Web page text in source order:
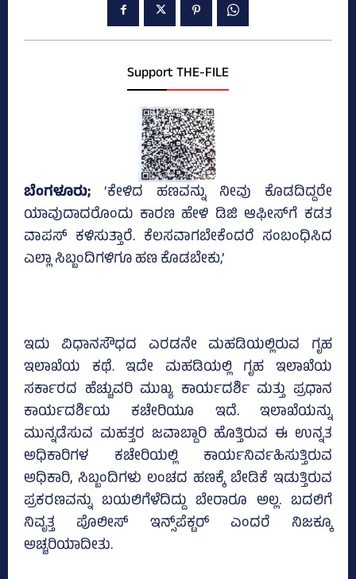
Support THE-FILE
ಬೆಂಗಳೂರು; ‘ಕೇಳಿದ ಹಣವನ್ನು ನೀವು ಕೊಡದಿದ್ದರೇ
ಯಾವುದಾದರೊಂದು ಕಾರಣ ಹೇಳಿ ಡಿಜಿ ಆಫೀಸ್‌ಗೆ ಕಡತ
ವಾಪಸ್‌ ಕಳಿಸುತ್ತಾರೆ. ಕೆಲಸವಾಗಬೇಕೆಂದರೆ ಸಂಬಂಧಿಸಿದ
ಎಲ್ಲಾ ಸಿಬ್ಬಂದಿಗಳಿಗೂ ಹಣ ಕೊಡಬೇಕು,’
ಇದು ವಿಧಾನಸೌಧದ ಎರಡನೇ ಮಹಡಿಯಲ್ಲಿರುವ ಗೃಹ
ಇಲಾಖೆಯ ಕಥೆ. ಇದೇ ಮಹಡಿಯಲ್ಲಿ ಗೃಹ ಇಲಾಖೆಯ
ಸರ್ಕಾರದ ಹೆಚ್ಚುವರಿ ಮುಖ್ಯ ಕಾರ್ಯದರ್ಶಿ ಮತ್ತು ಪ್ರಧಾನ
ಕಾರ್ಯದರ್ಶಿಯ ಕಚೇರಿಯೂ ಇದೆ. ಇಲಾಖೆಯನ್ನು
ಮುನ್ನಡೆಸುವ ಮಹತ್ತರ ಜವಾಬ್ದಾರಿ ಹೊತ್ತಿರುವ ಈ ಉನ್ನತ
ಅಧಿಕಾರಿಗಳ ಕಚೇರಿಯಲ್ಲಿ ಕಾರ್ಯನಿರ್ವಹಿಸುತ್ತಿರುವ
ಅಧಿಕಾರಿ, ಸಿಬ್ಬಂದಿಗಳು ಲಂಚದ ಹಣಕ್ಕೆ ಬೇಡಿಕೆ ಇಡುತ್ತಿರುವ
ಪ್ರಕರಣವನ್ನು ಬಯಲಿಗೆಳೆದಿದ್ದು ಬೇರಾರೂ ಅಲ್ಲ. ಬದಲಿಗೆ
ನಿವೃತ್ತ ಪೊಲೀಸ್‌ ಇನ್ಸ್‌ಪೆಕ್ಟರ್‌ ಎಂದರೆ ನಿಜಕ್ಕೂ
ಅಚ್ಚರಿಯಾದೀತು.